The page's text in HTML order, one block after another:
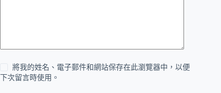
將我的姓名、電子郵件和網站保存在此瀏覽器中，以便
下次留言時使用。